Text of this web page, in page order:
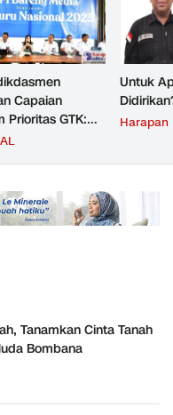
Capaian
Prioritas GTK:
Meningkat,
Untuk
Harapan
Tanamkan Cinta Tanah
Bombana